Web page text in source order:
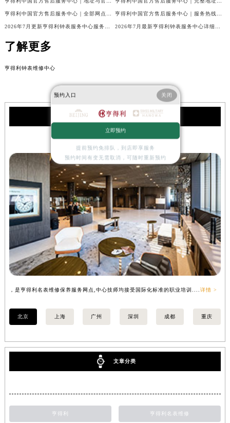
了解更多
亨得利钟表维修中心
亨得利服务中心
，是亨得利名表维修保养服务网点,中心技师均接受国际化标准的职业培训.... 详情 >
北京 上海 广州 深圳 成都 重庆
文章分类
亨得利 亨得利名表维修
预约入口 关闭
立即预约
提前预约免排队，到店即享服务
预约时间有变无需取消，可随时重新预约